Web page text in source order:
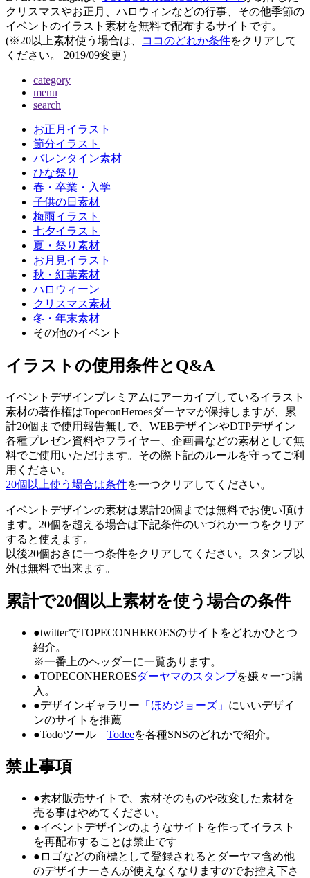
クリスマスやお正月、ハロウィンなどの行事、その他季節の
イベントのイラスト素材を無料で配布するサイトです。
(※20以上素材使う場合は、
ココのどれか条件をクリアして
ください。 2019/09変更）
category
menu
search
お正月イラスト
節分イラスト
バレンタイン素材
ひな祭り
春・卒業・入学
子供の日素材
梅雨イラスト
七夕イラスト
夏・祭り素材
お月見イラスト
秋・紅葉素材
ハロウィーン
クリスマス素材
冬・年末素材
その他のイベント
イラストの使用条件とQ&A
イベントデザインプレミアムにアーカイブしているイラスト
素材の著作権はTopeconHeroesダーヤマが保持しますが、累
計20個まで使用報告無しで、WEBデザインやDTPデザイン
各種プレゼン資料やフライヤー、企画書などの素材として無
料でご使用いただけます。その際下記のルールを守ってご利
用ください。
20個以上使う場合は条件を一つクリアしてください。
イベントデザインの素材は累計20個までは無料でお使い頂け
ます。20個を超える場合は下記条件のいづれか一つをクリア
すると使えます。
以後20個おきに一つ条件をクリアしてください。スタンプ以
外は無料で出来ます。
累計で20個以上素材を使う場合の条件
●twitterでTOPECONHEROESのサイトをどれかひとつ
紹介。
※一番上のヘッダーに一覧あります。
●TOPECONHEROESダーヤマのスタンプを嫌々一つ購
入。
●デザインギャラリー 「ほめジョーズ」 にいいデザイ
ンのサイトを推薦
●Todoツール Todeeを各種SNSのどれかで紹介。
禁止事項
●素材販売サイトで、素材そのものや改変した素材を
売る事はやめてください。
●イベントデザインのようなサイトを作ってイラスト
を再配布することは禁止です
● ロゴなどの商標として登録されるとダーヤマ含め他
のデザイナーさんが使えなくなりますのでお控え下さ